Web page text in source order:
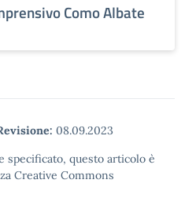
Como Albate
08.09.2023
specificato, questo articolo è
Creative Commons